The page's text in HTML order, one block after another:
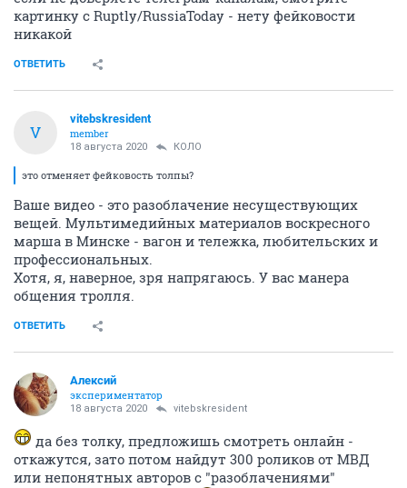
картинку с Ruptly/RussiaToday - нету фейковости
никакой
ОТВЕТИТЬ
V
vitebskresident
member
18 августа 2020 КОЛО
это отменяет фейковость толпы?
Ваше видео - это разоблачение несуществующих
вещей. Мультимедийных материалов воскресного
марша в Минске - вагон и тележка, любительских и
профессиональных.
Хотя, я, наверное, зря напрягаюсь. У вас манера
общения тролля.
ОТВЕТИТЬ
Алексий
экспериментатор
18 августа 2020 vitebskresident
да без толку, предложишь смотреть онлайн -
откажутся, зато потом найдут 300 роликов от МВД
или непонятных авторов с "разоблачениями"